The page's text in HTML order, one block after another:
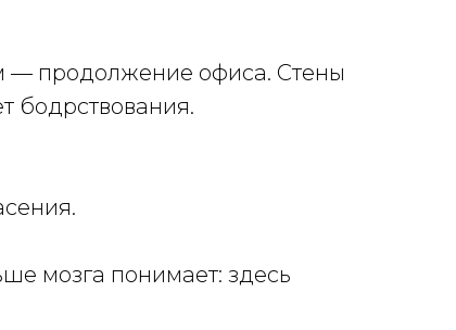
— продолжение офиса. Стены
бодрствования.
мозга понимает: здесь